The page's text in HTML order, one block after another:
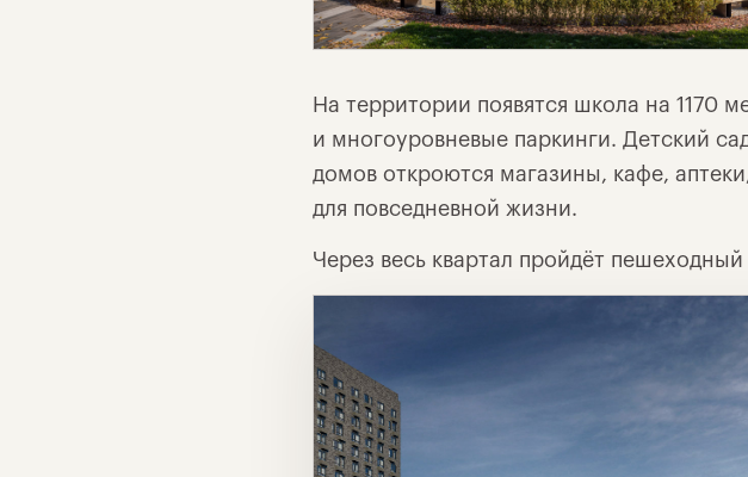
На территории появятся школа на 1170
и многоуровневые паркинги. Детский
домов откроются магазины, кафе,
для повседневной жизни.
Через весь квартал пройдёт